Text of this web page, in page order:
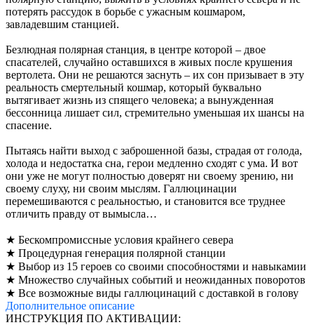
потерять рассудок в борьбе с ужасным кошмаром,
завладевшим станцией.
Безлюдная полярная станция, в центре которой – двое
спасателей, случайно оставшихся в живых после крушения
вертолета. Они не решаются заснуть – их сон призывает в эту
реальность смертельный кошмар, который буквально
вытягивает жизнь из спящего человека; а вынужденная
бессонница лишает сил, стремительно уменьшая их шансы на
спасение.
Пытаясь найти выход с заброшенной базы, страдая от голода,
холода и недостатка сна, герои медленно сходят с ума. И вот
они уже не могут полностью доверят ни своему зрению, ни
своему слуху, ни своим мыслям. Галлюцинации
перемешиваются с реальностью, и становится все труднее
отличить правду от вымысла…
★ Бескомпромиссные условия крайнего севера
★ Процедурная генерация полярной станции
★ Выбор из 15 героев со своими способностями и навыкамии
★ Множество случайных событий и неожиданных поворотов
★ Все возможные виды галлюцинаций с доставкой в голову
Дополнительное описание
ИНСТРУКЦИЯ ПО АКТИВАЦИИ: